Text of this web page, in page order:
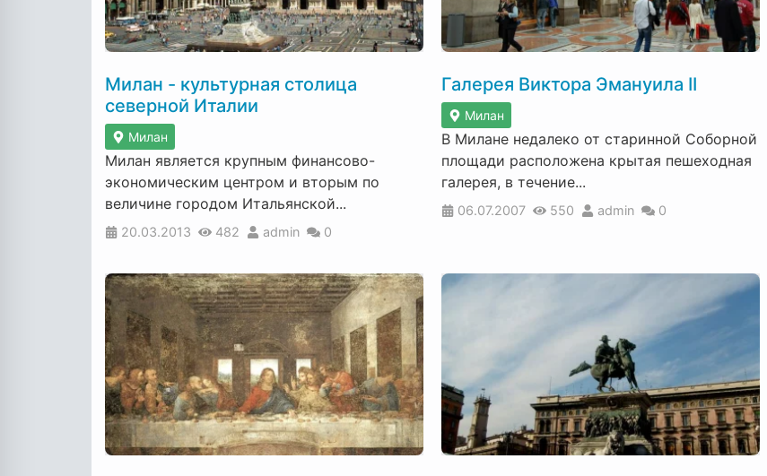
Милан - культурная столица
северной Италии
Милан
Милан является крупным финансово-
экономическим центром и вторым по
величине городом Итальянской...
20.03.2013 482 admin 0
Галерея Виктора Эмануила II
Милан
В Милане недалеко от старинной Соборной
площади расположена крытая пешеходная
галерея, в течение...
06.07.2007 550 admin 0